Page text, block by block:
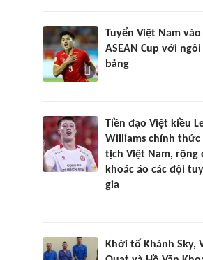
Tuyển Việt Nam
ASEAN Cup với
bảng
Tiền đạo Việt kiều
Williams chính thức
tịch Việt Nam, rộng
khoác áo các đội
gia
Khởi tố Khánh Sky,